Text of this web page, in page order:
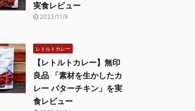
実食レビュー
2023/11/9
レトルトカレー
【レトルトカレー】無印
良品 「素材を生かしたカ
レー バターチキン」を実
食レビュー